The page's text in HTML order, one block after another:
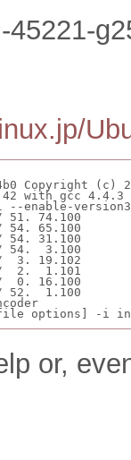
Copyright (c)
with gcc 4.4.3
--enable-
51. 74.100
54. 65.100
54. 31.100
54.  3.100
3. 19.102
2.  1.101
0. 16.100
52.  1.100
options]
or,